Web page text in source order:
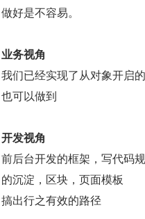
做好是不容易。
业务视角
我们已经实现了从对象开启
也可以做到
开发视角
前后台开发的框架，写代码
的沉淀，区块，页面模板
搞出行之有效的路径